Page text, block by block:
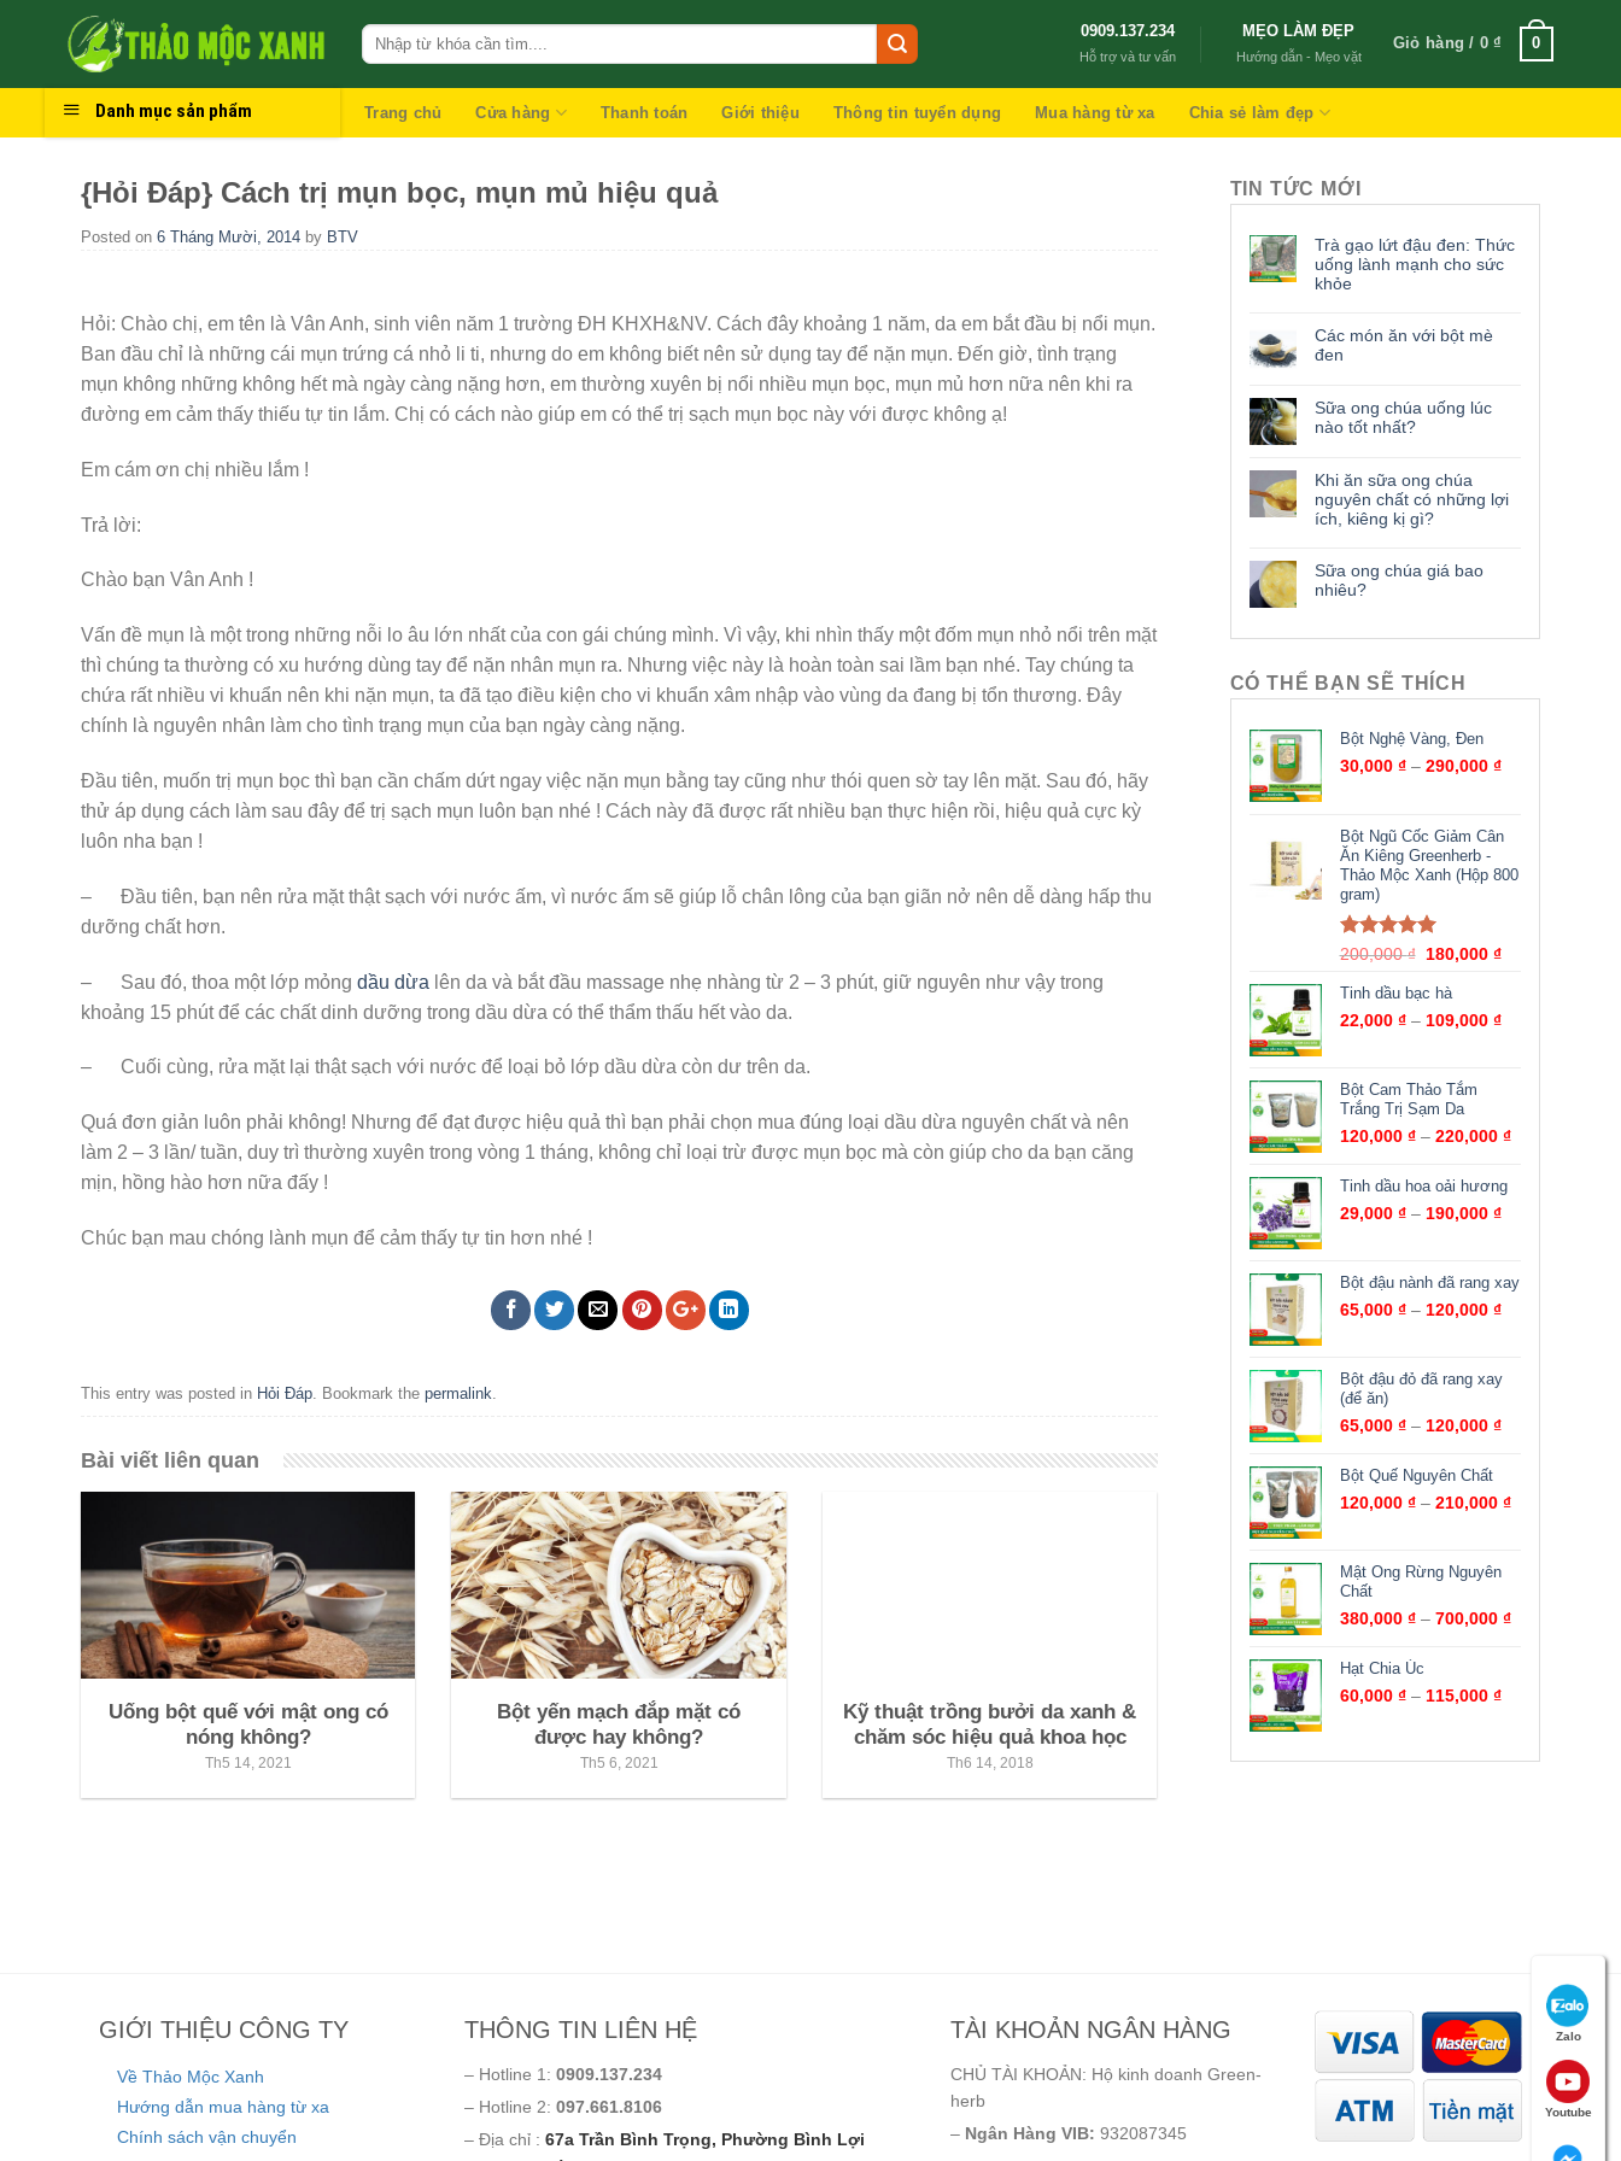
0909.137.234
Hỗ trợ và tư vấn
MẸO LÀM ĐẸP
Hướng dẫn - Mẹo vặt
Giỏ hàng / 0₫ 0
Danh mục sản phẩm Trang chủ Cửa hàng Thanh toán Giới thiệu Thông tin tuyển dụng Mua hàng từ xa Chia sẻ làm đẹp
{Hỏi Đáp} Cách trị mụn bọc, mụn mủ hiệu quả
Posted on 6 Tháng Mười, 2014 by BTV
Hỏi: Chào chị, em tên là Vân Anh, sinh viên năm 1 trường ĐH KHXH&NV. Cách đây khoảng 1 năm, da em bắt đầu bị nổi mụn.
Ban đầu chỉ là những cái mụn trứng cá nhỏ li ti, nhưng do em không biết nên sử dụng tay để nặn mụn. Đến giờ, tình trạng
mụn không những không hết mà ngày càng nặng hơn, em thường xuyên bị nổi nhiều mụn bọc, mụn mủ hơn nữa nên khi ra
đường em cảm thấy thiếu tự tin lắm. Chị có cách nào giúp em có thể trị sạch mụn bọc này với được không ạ!
Em cám ơn chị nhiều lắm !
Trả lời:
Chào bạn Vân Anh !
Vấn đề mụn là một trong những nỗi lo âu lớn nhất của con gái chúng mình. Vì vậy, khi nhìn thấy một đốm mụn nhỏ nổi trên mặt
thì chúng ta thường có xu hướng dùng tay để nặn nhân mụn ra. Nhưng việc này là hoàn toàn sai lầm bạn nhé. Tay chúng ta
chứa rất nhiều vi khuẩn nên khi nặn mụn, ta đã tạo điều kiện cho vi khuẩn xâm nhập vào vùng da đang bị tổn thương. Đây
chính là nguyên nhân làm cho tình trạng mụn của bạn ngày càng nặng.
Đầu tiên, muốn trị mụn bọc thì bạn cần chấm dứt ngay việc nặn mụn bằng tay cũng như thói quen sờ tay lên mặt. Sau đó, hãy
thử áp dụng cách làm sau đây để trị sạch mụn luôn bạn nhé ! Cách này đã được rất nhiều bạn thực hiện rồi, hiệu quả cực kỳ
luôn nha bạn !
– Đầu tiên, bạn nên rửa mặt thật sạch với nước ấm, vì nước ấm sẽ giúp lỗ chân lông của bạn giãn nở nên dễ dàng hấp thu
dưỡng chất hơn.
– Sau đó, thoa một lớp mỏng dầu dừa lên da và bắt đầu massage nhẹ nhàng từ 2 – 3 phút, giữ nguyên như vậy trong
khoảng 15 phút để các chất dinh dưỡng trong dầu dừa có thể thẩm thấu hết vào da.
– Cuối cùng, rửa mặt lại thật sạch với nước để loại bỏ lớp dầu dừa còn dư trên da.
Quá đơn giản luôn phải không! Nhưng để đạt được hiệu quả thì bạn phải chọn mua đúng loại dầu dừa nguyên chất và nên
làm 2 – 3 lần/ tuần, duy trì thường xuyên trong vòng 1 tháng, không chỉ loại trừ được mụn bọc mà còn giúp cho da bạn căng
mịn, hồng hào hơn nữa đấy !
Chúc bạn mau chóng lành mụn để cảm thấy tự tin hơn nhé !
This entry was posted in Hỏi Đáp. Bookmark the permalink.
Bài viết liên quan
Uống bột quế với mật ong có
nóng không?
Th5 14, 2021
Bột yến mạch đắp mặt có
được hay không?
Th5 6, 2021
Kỹ thuật trồng bưởi da xanh &
chăm sóc hiệu quả khoa học
Th6 14, 2018
TIN TỨC MỚI
Trà gạo lứt đậu đen: Thức
uống lành mạnh cho sức
khỏe
Các món ăn với bột mè
đen
Sữa ong chúa uống lúc
nào tốt nhất?
Khi ăn sữa ong chúa
nguyên chất có những lợi
ích, kiêng kị gì?
Sữa ong chúa giá bao
nhiêu?
CÓ THỂ BẠN SẼ THÍCH
Bột Nghệ Vàng, Đen
30,000 ₫– 290,000 ₫
Bột Ngũ Cốc Giảm Cân
Ăn Kiêng Greenherb -
Thảo Mộc Xanh (Hộp 800
gram)
Được xếp
sao
200,000₫ 180,000 ₫
Tinh dầu bạc hà
22,000 ₫– 109,000 ₫
Bột Cam Thảo Tắm
Trắng Trị Sạm Da
120,000 ₫– 220,000 ₫
Tinh dầu hoa oải hương
29,000 ₫– 190,000 ₫
Bột đậu nành đã rang xay
65,000 ₫– 120,000 ₫
Bột đậu đỏ đã rang xay
(để ăn)
65,000 ₫– 120,000 ₫
Bột Quế Nguyên Chất
120,000 ₫– 210,000 ₫
Mật Ong Rừng Nguyên
Chất
380,000 ₫– 700,000 ₫
Hạt Chia Úc
60,000 ₫– 115,000 ₫
GIỚI THIỆU CÔNG TY
Về Thảo Mộc Xanh
Hướng dẫn mua hàng từ xa
Chính sách vận chuyển
THÔNG TIN LIÊN HỆ
– Hotline 1: 0909.137.234
– Hotline 2: 097.661.8106
– Địa chỉ : 67a Trần Bình Trọng, Phường Bình Lợi
TÀI KHOẢN NGÂN HÀNG
CHỦ TÀI KHOẢN: Hộ kinh doanh Green-
herb
– Ngân Hàng VIB: 932087345
Zalo
Youtube